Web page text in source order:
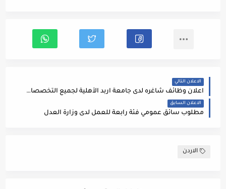
الاعلان التالي
اعلان وظائف شاغره لدى جامعة اربد الأهلية لجميع التخصصات التالية
الاعلان السابق
مطلوب سائق عمومي فئة رابعة للعمل لدى وزارة العدل
الاردن